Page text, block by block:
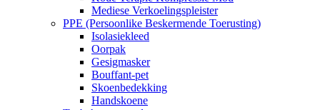
Mediese Verkoelingspleister
PPE (Persoonlike Beskermende Toerusting)
Isolasiekleed
Oorpak
Gesigmasker
Bouffant-pet
Skoenbedekking
Handskoene